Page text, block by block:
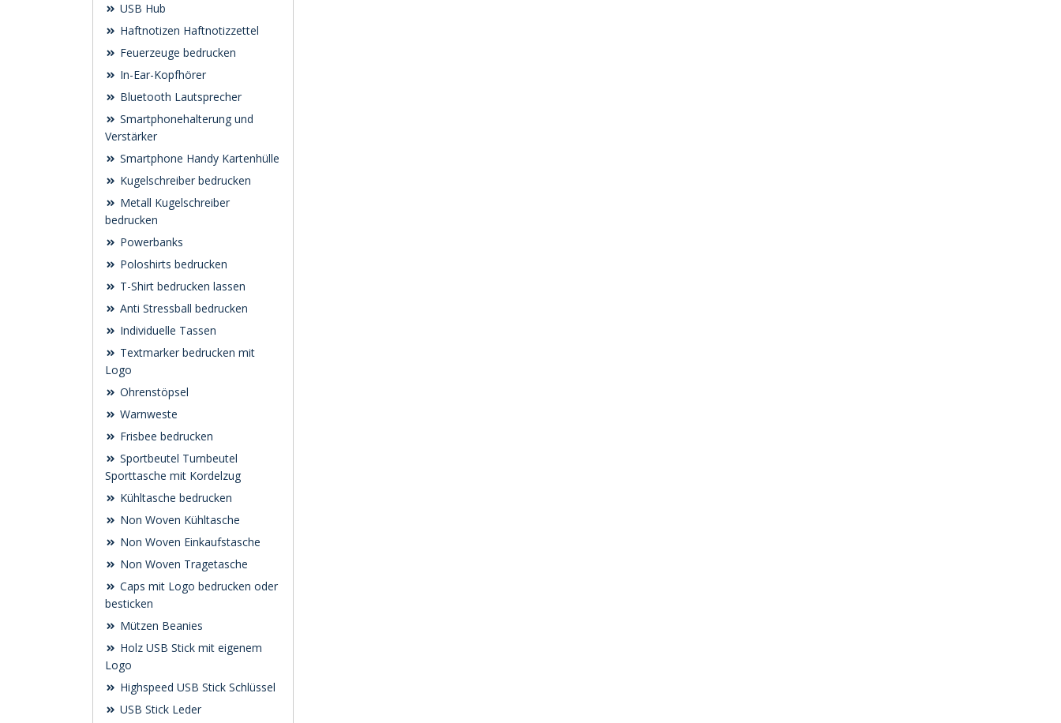
USB Hub
Haftnotizen Haftnotizzettel
Feuerzeuge bedrucken
In-Ear-Kopfhörer
Bluetooth Lautsprecher
Smartphonehalterung und
Verstärker
Smartphone Handy Kartenhülle
Kugelschreiber bedrucken
Metall Kugelschreiber
bedrucken
Powerbanks
Poloshirts bedrucken
T-Shirt bedrucken lassen
Anti Stressball bedrucken
Individuelle Tassen
Textmarker bedrucken mit
Logo
Ohrenstöpsel
Warnweste
Frisbee bedrucken
Sportbeutel Turnbeutel
Sporttasche mit Kordelzug
Kühltasche bedrucken
Non Woven Kühltasche
Non Woven Einkaufstasche
Non Woven Tragetasche
Caps mit Logo bedrucken oder
besticken
Mützen Beanies
Holz USB Stick mit eigenem
Logo
Highspeed USB Stick Schlüssel
USB Stick Leder